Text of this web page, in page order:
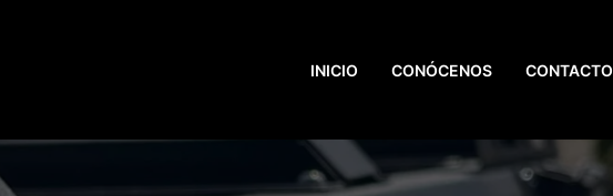
INICIO CONÓCENOS CONTACTO